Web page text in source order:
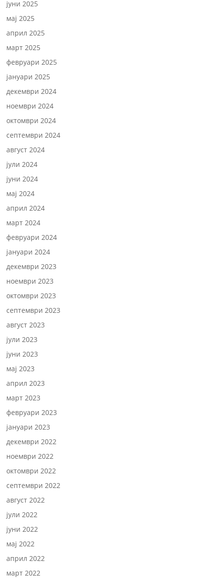
јуни 2025
мај 2025
април 2025
март 2025
февруари 2025
јануари 2025
декември 2024
ноември 2024
октомври 2024
септември 2024
август 2024
јули 2024
јуни 2024
мај 2024
април 2024
март 2024
февруари 2024
јануари 2024
декември 2023
ноември 2023
октомври 2023
септември 2023
август 2023
јули 2023
јуни 2023
мај 2023
април 2023
март 2023
февруари 2023
јануари 2023
декември 2022
ноември 2022
октомври 2022
септември 2022
август 2022
јули 2022
јуни 2022
мај 2022
април 2022
март 2022